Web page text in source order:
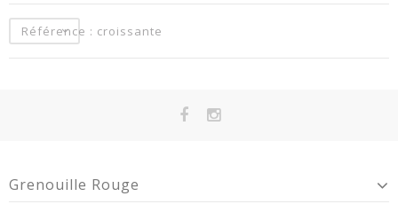
Référence : croissante
Grenouille Rouge